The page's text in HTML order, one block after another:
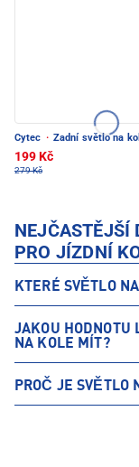
Cytec · Zadní světlo na
199 Kč
279 Kč
NEJČASTĚJŠÍ
PRO JÍZDNÍ
KTERÉ SVĚTLO
JAKOU HODNOTU
NA KOLE MÍT?
PROČ JE SVĚTLO